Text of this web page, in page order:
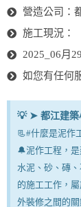
營造公司：
施工現況：
2025_06月
如您有任何
💡 ➤ 都江建
📃#什麼是泥作
🔔泥作工程，
水泥、砂、磚
的施工工作，
外裝修之間的關